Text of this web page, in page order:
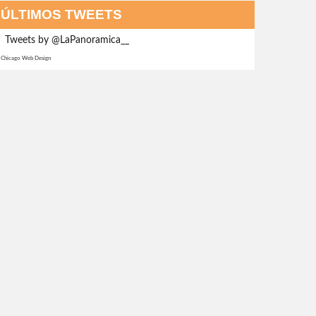
ÚLTIMOS TWEETS
Tweets by @LaPanoramica__
Chicago Web Design